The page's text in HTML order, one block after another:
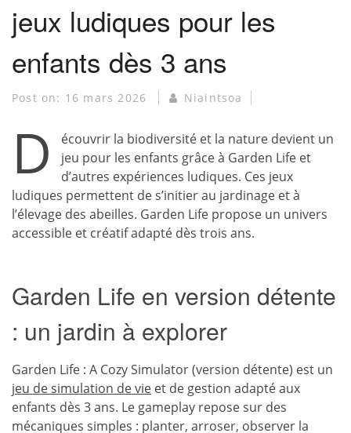
jeux ludiques pour les
enfants dès 3 ans
Post on: 16 mars 2026 Niaintsoa
D
écouvrir la biodiversité et la nature devient un
jeu pour les enfants grâce à Garden Life et
d’autres expériences ludiques. Ces jeux
ludiques permettent de s’initier au jardinage et à
l’élevage des abeilles. Garden Life propose un univers
accessible et créatif adapté dès trois ans.
Garden Life en version détente
: un jardin à explorer
Garden Life : A Cozy Simulator (version détente) est un
jeu de simulation de vie et de gestion adapté aux
enfants dès 3 ans. Le gameplay repose sur des
mécaniques simples : planter, arroser, observer la